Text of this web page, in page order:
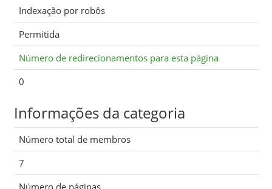
Indexação por robôs
Permitida
Número de redirecionamentos para esta página
0
Informações da categoria
Número total de membros
7
Número de páginas